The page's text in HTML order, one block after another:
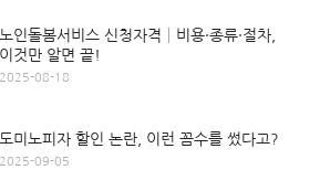
노인돌봄서비스 신청자격│비용·종류·절차,
이것만 알면 끝!
2025-08-18
도미노피자 할인 논란, 이런 꼼수를 썼다고?
2025-09-05